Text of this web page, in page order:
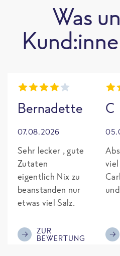
Was
Bernadette
07.08.2026
Sehr lecker , gute
Zutaten
eigentlich Nix zu
beanstanden nur
etwas viel Salz.
ZUR
BEWERTUNG
C